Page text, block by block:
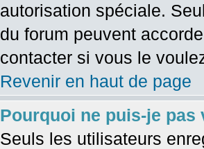
autorisation spéciale.
du forum peuvent
contacter si vous le
Revenir en haut de page
Pourquoi ne puis-je pas
Seuls les utilisateurs